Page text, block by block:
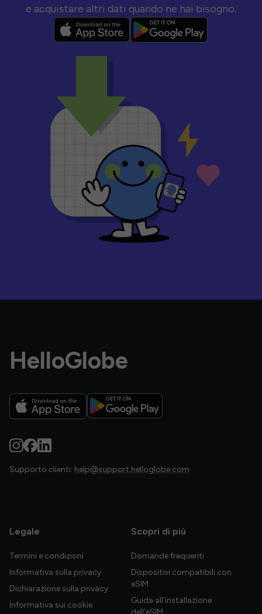
e acquistare altri dati quando ne hai bisogno.
HelloGlobe
Supporto clienti: help@support.helloglobe.com
Legale
Termini e condizioni
Informativa sulla privacy
Dichiarazione sulla privacy
Informativa sui cookie
Scopri di più
Domande frequenti
Dispositivi compatibili con
eSIM
Guida all’installazione
dell’eSIM